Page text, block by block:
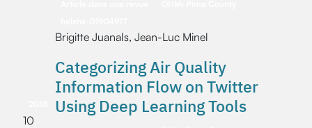
Brigitte Juanals, Jean-Luc Minel
10
Categorizing Air Quality
Information Flow on Twitter
Using Deep Learning Tools